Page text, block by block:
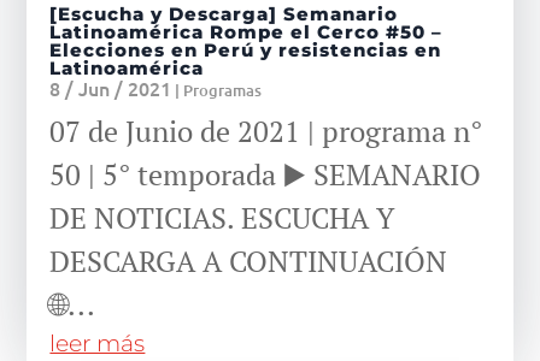
[Escucha y Descarga] Semanario
Latinoamérica Rompe el Cerco #50 –
Elecciones en Perú y resistencias en
Latinoamérica
8 / Jun / 2021 | Programas
07 de Junio de 2021 | programa n°
50 | 5° temporada ▶️ SEMANARIO
DE NOTICIAS. ESCUCHA Y
DESCARGA A CONTINUACIÓN
🌐...
leer más